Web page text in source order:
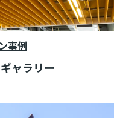
事例
ャラリー